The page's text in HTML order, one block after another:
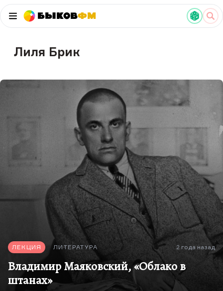
БыковФМ
Лиля Брик
ЛЕКЦИЯ ЛИТЕРАТУРА 2 года назад
Владимир Маяковский, «Облако в
штанах»